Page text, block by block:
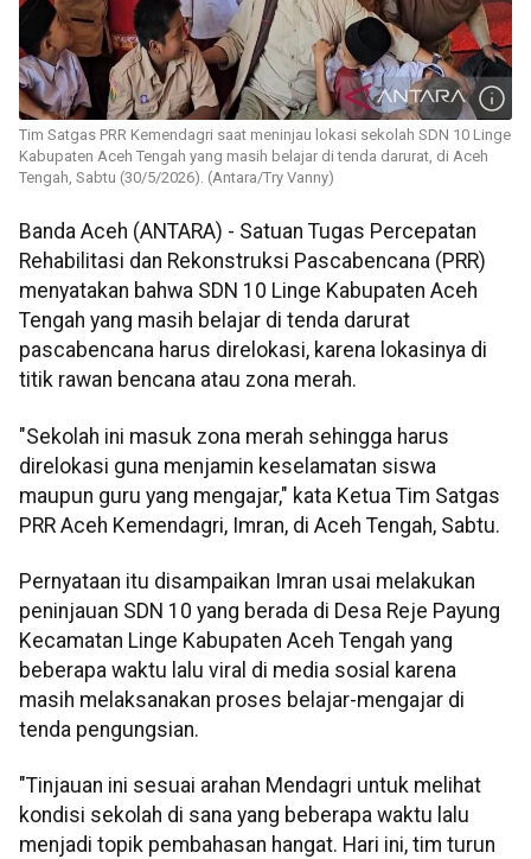
Tim Satgas PRR Kemendagri saat meninjau lokasi sekolah SDN 10 Linge
Kabupaten Aceh Tengah yang masih belajar di tenda darurat, di Aceh
Tengah, Sabtu (30/5/2026). (Antara/Try Vanny)
Banda Aceh (ANTARA) - Satuan Tugas Percepatan
Rehabilitasi dan Rekonstruksi Pascabencana (PRR)
menyatakan bahwa SDN 10 Linge Kabupaten Aceh
Tengah yang masih belajar di tenda darurat
pascabencana harus direlokasi, karena lokasinya di
titik rawan bencana atau zona merah.
"Sekolah ini masuk zona merah sehingga harus
direlokasi guna menjamin keselamatan siswa
maupun guru yang mengajar," kata Ketua Tim Satgas
PRR Aceh Kemendagri, Imran, di Aceh Tengah, Sabtu.
Pernyataan itu disampaikan Imran usai melakukan
peninjauan SDN 10 yang berada di Desa Reje Payung
Kecamatan Linge Kabupaten Aceh Tengah yang
beberapa waktu lalu viral di media sosial karena
masih melaksanakan proses belajar-mengajar di
tenda pengungsian.
"Tinjauan ini sesuai arahan Mendagri untuk melihat
kondisi sekolah di sana yang beberapa waktu lalu
menjadi topik pembahasan hangat. Hari ini, tim turun